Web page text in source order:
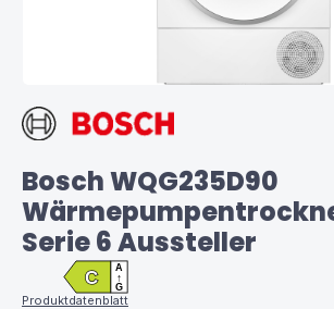
Bosch WQG235D90
Serie 6 Aussteller
A
↑
G
C
Produktdatenblatt